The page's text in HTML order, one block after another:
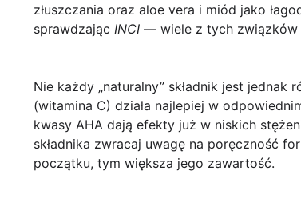
złuszczania oraz aloe vera i miód jako
sprawdzając INCI — wiele z tych związków
Nie każdy „naturalny” składnik jest
(witamina C) działa najlepiej w
kwasy AHA dają efekty już w niskich
składnika zwracaj uwagę na poręczność
początku, tym większa jego zawartość.